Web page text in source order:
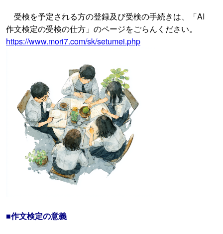
受検を予定される方の登録及び受検の手続きは、「AI
作文検定の受検の仕方」のページをごらんください。
https://www.mori7.com/sk/setumei.php
■作文検定の意義